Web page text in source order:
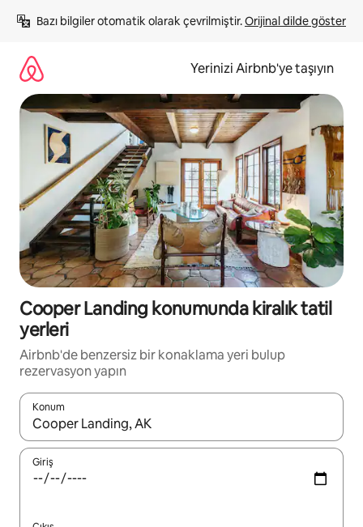
atla
Bazı bilgiler otomatik olarak çevrilmiştir. Orijinal dilde göster
Yerinizi Airbnb'ye taşıyın
Cooper Landing konumunda kiralık tatil
yerleri
Airbnb'de benzersiz bir konaklama yeri bulup
rezervasyon yapın
Konum
Sonuçlar kullanılabilir olduğunda yukarı ve aşağı oklarıyla
Giriş